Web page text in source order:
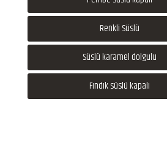
Renkli Süslü
Süslü karamel dolgulu
Fındık süslü kapalı